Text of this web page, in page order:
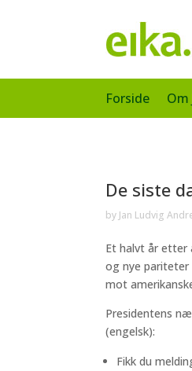
Forside Om
De siste
by Jan Ludvig
Et halvt år etter
og nye
mot
Presidentens
(engelsk):
Fikk du